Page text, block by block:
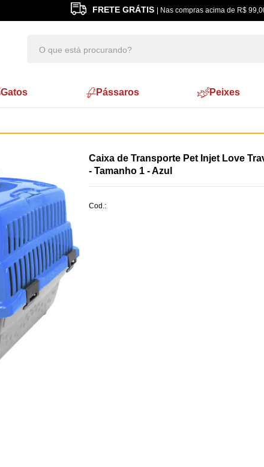
FRETE GRÁTIS | Nas compras acima de R$
Gatos Pássaros Peixes
Caixa de Transporte Pet Injet Love
- Tamanho 1 - Azul
Cod.: